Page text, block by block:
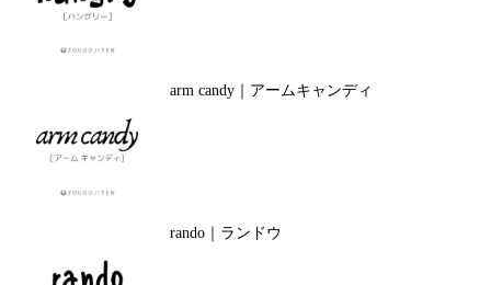
arm candy｜アームキャンディ
rando｜ランドウ